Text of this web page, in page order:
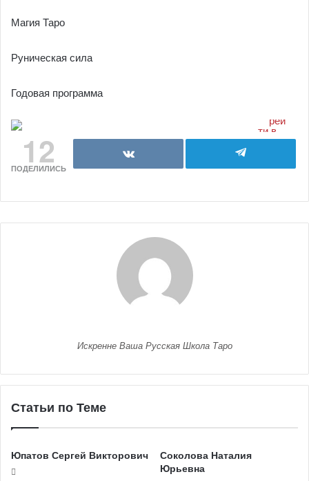
Магия Таро
Руническая сила
Годовая программа
12
ПОДЕЛИЛИСЬ
Искренне Ваша Русская Школа Таро
Статьи по Теме
Юпатов Сергей Викторович
Соколова Наталия
Юрьевна